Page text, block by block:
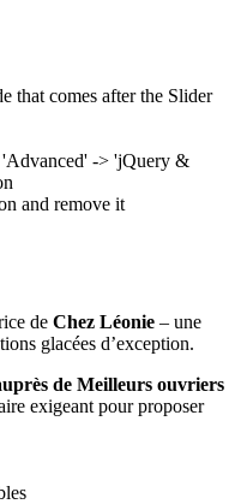
that comes after the Slider
-> 'jQuery &
and remove it
de Chez Léonie – une
glacées d’exception.
de Meilleurs ouvriers
exigeant pour proposer